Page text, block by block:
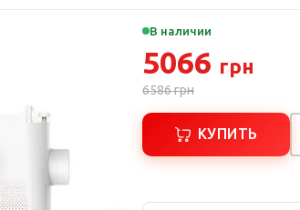
В наличии
5066 грн
6586грн
КУПИТЬ